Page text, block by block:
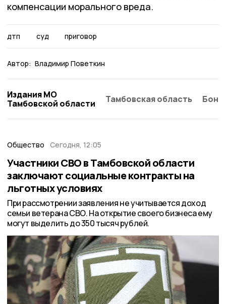
компенсации морального вреда.
дтп суд приговор
Автор: Владимир Поветкин
Издания МО
Тамбовской области
Тамбовская область
Общество Сегодня, 12:05
Участники СВО в Тамбовской области
заключают социальные контракты на
льготных условиях
При рассмотрении заявления не учитывается доход
семьи ветерана СВО. На открытие своего бизнеса ему
могут выделить до 350 тысяч рублей.